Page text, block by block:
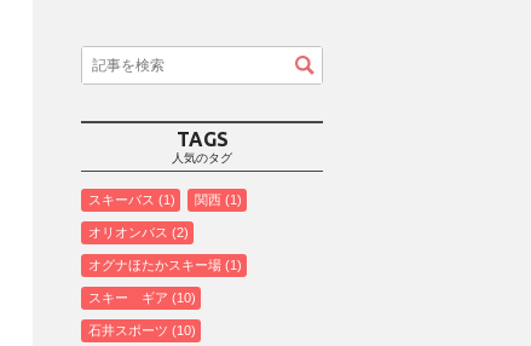
TAGS
人気のタグ
スキーバス 1 関西 1
オリオンバス 2
オグナほたかスキー場 1
スキー ギア 10
石井スポーツ 10